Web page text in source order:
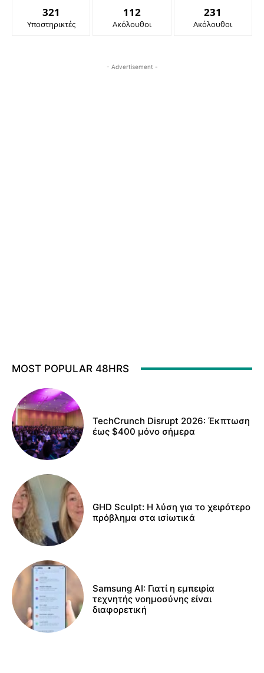
321
Υποστηρικτές
112
Ακόλουθοι
231
Ακόλουθοι
- Advertisement -
MOST POPULAR 48HRS
TechCrunch Disrupt 2026: Έκπτωση
έως $400 μόνο σήμερα
GHD Sculpt: Η λύση για το χειρότερο
πρόβλημα στα ισiωτικά
Samsung AI: Γιατί η εμπειρία
τεχνητής νοημοσύνης είναι
διαφορετική